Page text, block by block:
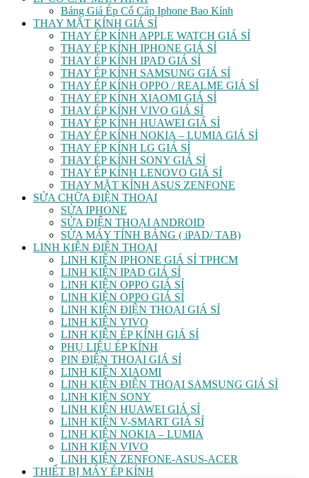
Bảng Giá Ép Cổ Cáp Iphone Bao Kính
THAY MẶT KÍNH GIÁ SỈ
THAY ÉP KÍNH APPLE WATCH GIÁ SỈ
THAY ÉP KÍNH IPHONE GIÁ SỈ
THAY ÉP KÍNH IPAD GIÁ SỈ
THAY ÉP KÍNH SAMSUNG GIÁ SỈ
THAY ÉP KÍNH OPPO / REALME GIÁ SỈ
THAY ÉP KÍNH XIAOMI GIÁ SỈ
THAY ÉP KÍNH VIVO GIÁ SỈ
THAY ÉP KÍNH HUAWEI GIÁ SỈ
THAY ÉP KÍNH NOKIA – LUMIA GIÁ SỈ
THAY ÉP KÍNH LG GIÁ SỈ
THAY ÉP KÍNH SONY GIÁ SỈ
THAY ÉP KÍNH LENOVO GIÁ SỈ
THAY MẶT KÍNH ASUS ZENFONE
SỬA CHỮA ĐIỆN THOẠI
SỬA IPHONE
SỬA ĐIỆN THOẠI ANDROID
SỬA MÁY TÍNH BẢNG ( iPAD/ TAB)
LINH KIỆN ĐIỆN THOẠI
LINH KIỆN IPHONE GIÁ SỈ TPHCM
LINH KIỆN IPAD GIÁ SỈ
LINH KIỆN OPPO GIÁ SỈ
LINH KIỆN OPPO GIÁ SỈ
LINH KIỆN ĐIỆN THOẠI GIÁ SỈ
LINH KIỆN VIVO
LINH KIỆN ÉP KÍNH GIÁ SỈ
PHỤ LIỆU ÉP KÍNH
PIN ĐIỆN THOẠI GIÁ SỈ
LINH KIỆN XIAOMI
LINH KIỆN ĐIỆN THOẠI SAMSUNG GIÁ SỈ
LINH KIỆN SONY
LINH KIỆN HUAWEI GIÁ SỈ
LINH KIỆN V-SMART GIÁ SỈ
LINH KIỆN NOKIA – LUMIA
LINH KIỆN VIVO
LINH KIỆN ZENFONE-ASUS-ACER
THIẾT BỊ MÁY ÉP KÍNH